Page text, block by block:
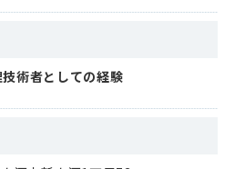
術者としての経験